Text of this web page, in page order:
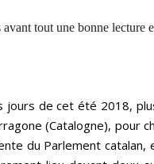
tout une bonne lecture
jours de cet été 2018,
(Catalogne), pour
du Parlement